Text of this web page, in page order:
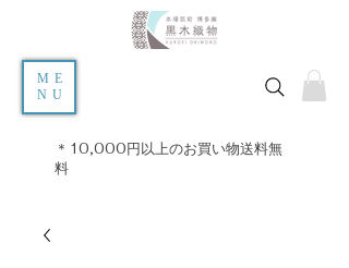
ME
NU
＊10,000円以上のお買い物送料無
料